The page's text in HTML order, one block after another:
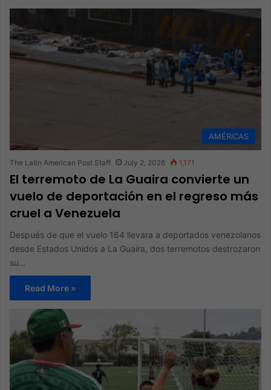
AMÉRICAS
The Latin American Post Staff July 2, 2026 1,171
El terremoto de La Guaira convierte un
vuelo de deportación en el regreso más
cruel a Venezuela
Después de que el vuelo 164 llevara a deportados venezolanos
desde Estados Unidos a La Guaira, dos terremotos destrozaron
su…
Read More »